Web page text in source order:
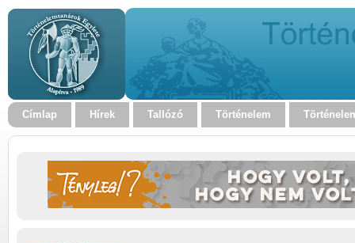
Címlap Hírek Tallózó Történelem